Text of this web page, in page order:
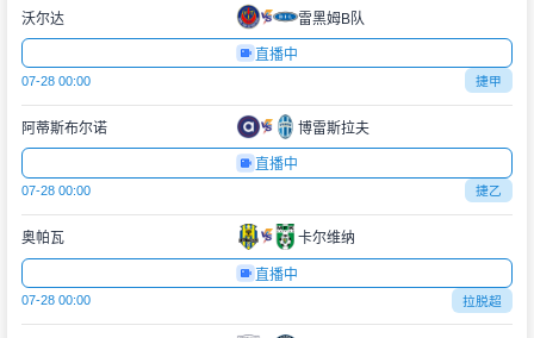
沃尔达 雷黑姆B队
直播中
07-28 00:00 捷甲
阿蒂斯布尔诺 博雷斯拉夫
直播中
07-28 00:00 捷乙
奥帕瓦 卡尔维纳
直播中
07-28 00:00 拉脱超